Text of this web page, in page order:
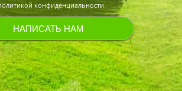
конфиденциальности